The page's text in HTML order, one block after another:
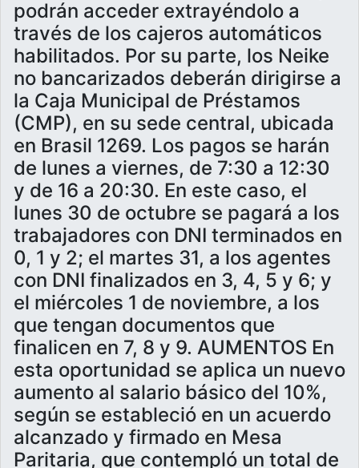
podrán acceder extrayéndolo a
través de los cajeros automáticos
habilitados. Por su parte, los Neike
no bancarizados deberán dirigirse a
la Caja Municipal de Préstamos
(CMP), en su sede central, ubicada
en Brasil 1269. Los pagos se harán
de lunes a viernes, de 7:30 a 12:30
y de 16 a 20:30. En este caso, el
lunes 30 de octubre se pagará a los
trabajadores con DNI terminados en
0, 1 y 2; el martes 31, a los agentes
con DNI finalizados en 3, 4, 5 y 6; y
el miércoles 1 de noviembre, a los
que tengan documentos que
finalicen en 7, 8 y 9. AUMENTOS En
esta oportunidad se aplica un nuevo
aumento al salario básico del 10%,
según se estableció en un acuerdo
alcanzado y firmado en Mesa
Paritaria, que contempló un total de